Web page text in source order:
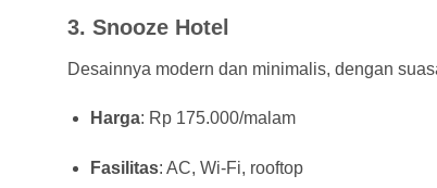
3. Snooze Hotel
Desainnya modern dan minimalis, dengan
Harga: Rp 175.000/malam
Fasilitas: AC, Wi-Fi, rooftop